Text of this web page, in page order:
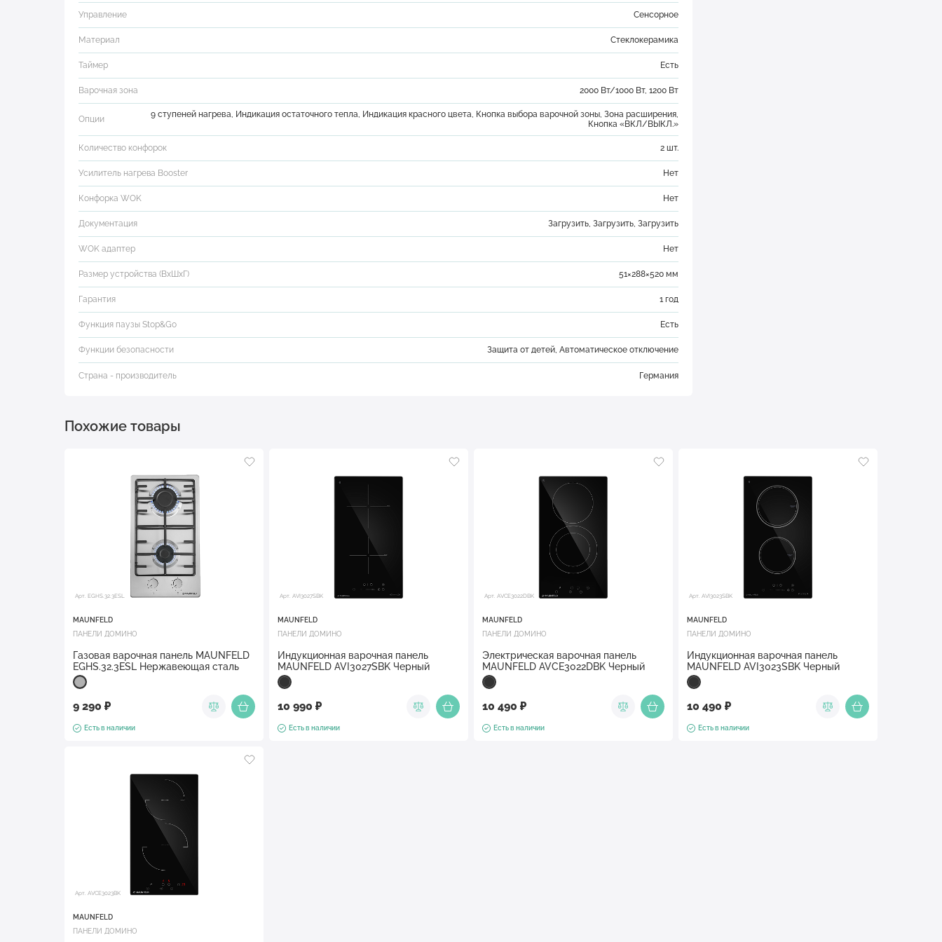
Управление Сенсорное
Материал Стеклокерамика
Таймер Есть
Варочная зона 2000 Вт/1000 Вт, 1200 Вт
Опции
9 ступеней нагрева, Индикация остаточного тепла, Индикация красного цвета, Кнопка выбора варочной зоны, Зона расширения,
Кнопка «ВКЛ/ВЫКЛ.»
Количество конфорок 2 шт.
Усилитель нагрева Booster Нет
Конфорка WOK Нет
Документация Загрузить, Загрузить, Загрузить
WOK адаптер Нет
Размер устройства (ВхШхГ) 51×288×520 мм
Гарантия 1 год
Функция паузы Stop&Go Есть
Функции безопасности Защита от детей, Автоматическое отключение
Страна - производитель Германия
Похожие товары
Арт. EGHS.32.3ESL
MAUNFELD
ПАНЕЛИ ДОМИНО
Газовая варочная панель MAUNFELD
EGHS.32.3ESL Нержавеющая сталь
9 290 ₽
Есть в наличии
Арт. AVI3027SBK
MAUNFELD
ПАНЕЛИ ДОМИНО
Индукционная варочная панель
MAUNFELD AVI3027SBK Черный
10 990 ₽
Есть в наличии
Арт. AVCE3022DBK
MAUNFELD
ПАНЕЛИ ДОМИНО
Электрическая варочная панель
MAUNFELD AVCE3022DBK Черный
10 490 ₽
Есть в наличии
Арт. AVI3023SBK
MAUNFELD
ПАНЕЛИ ДОМИНО
Индукционная варочная панель
MAUNFELD AVI3023SBK Черный
10 490 ₽
Есть в наличии
Арт. AVCE3023BK
MAUNFELD
ПАНЕЛИ ДОМИНО